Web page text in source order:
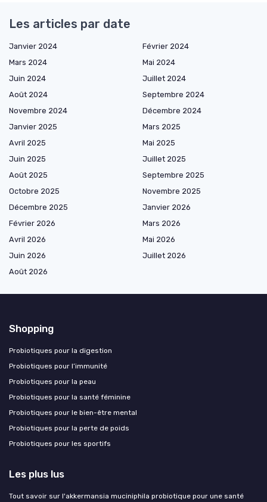
Les articles par date
Janvier 2024
Février 2024
Mars 2024
Mai 2024
Juin 2024
Juillet 2024
Août 2024
Septembre 2024
Novembre 2024
Décembre 2024
Janvier 2025
Mars 2025
Avril 2025
Mai 2025
Juin 2025
Juillet 2025
Août 2025
Septembre 2025
Octobre 2025
Novembre 2025
Décembre 2025
Janvier 2026
Février 2026
Mars 2026
Avril 2026
Mai 2026
Juin 2026
Juillet 2026
Août 2026
Shopping
Probiotiques pour la digestion
Probiotiques pour l’immunité
Probiotiques pour la peau
Probiotiques pour la santé féminine
Probiotiques pour le bien-être mental
Probiotiques pour la perte de poids
Probiotiques pour les sportifs
Les plus lus
Tout savoir sur l'akkermansia muciniphila probiotique pour une santé